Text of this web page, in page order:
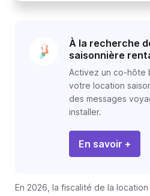
À la recherche
saisonnière
Activez un co-hôte
votre location
des messages
installer.
En savoir +
En 2026, la fiscalité de la